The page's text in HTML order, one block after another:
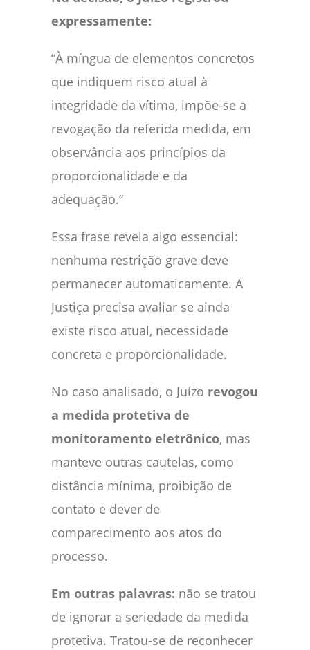
expressamente:
“À míngua de elementos concretos
que indiquem risco atual à
integridade da vítima, impõe-se a
revogação da referida medida, em
observância aos princípios da
proporcionalidade e da
adequação.”
Essa frase revela algo essencial:
nenhuma restrição grave deve
permanecer automaticamente. A
Justiça precisa avaliar se ainda
existe risco atual, necessidade
concreta e proporcionalidade.
No caso analisado, o Juízo revogou
a medida protetiva de
monitoramento eletrônico, mas
manteve outras cautelas, como
distância mínima, proibição de
contato e dever de
comparecimento aos atos do
processo.
Em outras palavras: não se tratou
de ignorar a seriedade da medida
protetiva. Tratou-se de reconhecer